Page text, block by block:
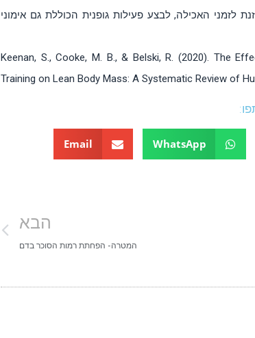
לזמני האכילה, לבצע פעילות גופנית הכוללת גם אימוני
Keenan, S., Cooke, M. B., & Belski, R. (2020). The
Training on Lean Body Mass: A Systematic Review of
WhatsApp
Email
הבא
המטרה- הפחתת רמות הסוכר בדם